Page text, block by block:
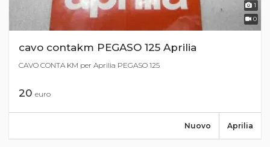
1
0
cavo contakm PEGASO 125 Aprilia
CAVO CONTA KM per Aprilia PEGASO 125
20 euro
Aprilia
Nuovo